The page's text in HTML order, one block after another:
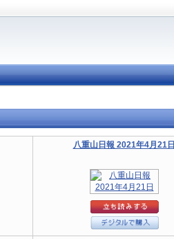
八重山日報 2021年4月21日